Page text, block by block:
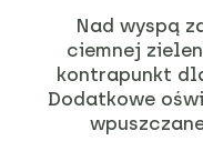
Nad wyspą
ciemnej
kontrapunkt
Dodatkowe